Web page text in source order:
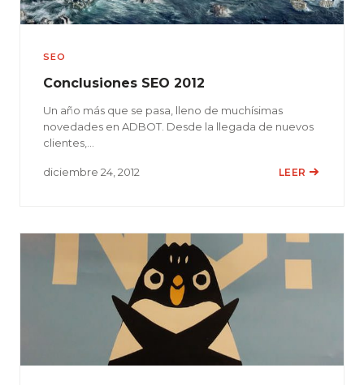
SEO
Conclusiones SEO 2012
Un año más que se pasa, lleno de muchísimas
novedades en ADBOT. Desde la llegada de nuevos
clientes,…
diciembre 24, 2012 LEER